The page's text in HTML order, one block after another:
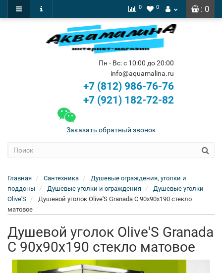
: 0
0 0
Пн - Вс: с 10:00 до 20:00
info@aquamalina.ru
+7 (812) 986-76-76
+7 (921) 182-72-82
Заказать обратный звонок
Главная Сантехника
Душевые ограждения, уголки и
поддоны
Душевые уголки и ограждения
Душевые уголки
Olive'S
Душевой уголок Olive'S Granada C 90x90x190 стекло
матовое
Душевой уголок Olive'S Granada
C 90x90x190 стекло матовое